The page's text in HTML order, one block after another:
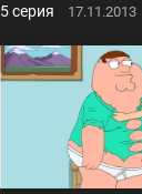
5 серия 17.11.2013